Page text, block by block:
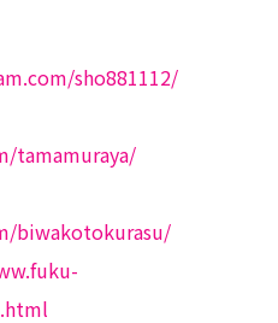
sho881112/
tamamuraya/
biwakotokurasu/